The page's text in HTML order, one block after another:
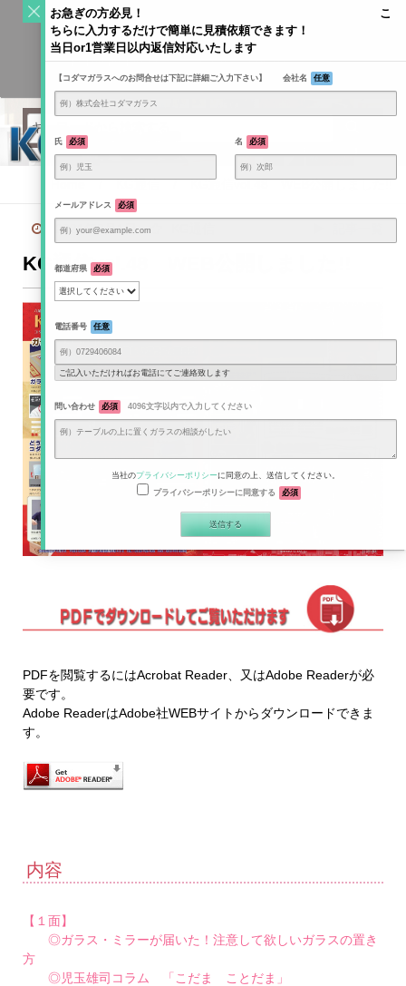
KODAMAGLASS公式ブログ | ガラス情報発信メディア
Home / KG通信 / KG通信vol.48 WEB公開しました!!
2021年3月1日
KG通信vol.48 WEB公開しました!!
PDFを閲覧するにはAcrobat Reader、又はAdobe Readerが必
要です。
Adobe ReaderはAdobe社WEBサイトからダウンロードできま
す。
内容
【１面】
◎ガラス・ミラーが届いた！注意して欲しいガラスの置き
方
◎児玉雄司コラム 「こだま ことだま」
お急ぎの方必見！ こ
ちらに入力するだけで簡単に見積依頼できます！
当日or1営業日以内返信対応いたします
【コダマガラスへのお問合せは下記に詳細ご入力下さい】 会社名 任意
氏 必須 名 必須
メールアドレス 必須
都道府県 必須
電話番号 任意
ご記入いただければお電話にてご連絡致します
問い合わせ 必須 4096文字以内で入力してください
当社のプライバシーポリシーに同意の上、送信してください。
プライバシーポリシーに同意する
必須